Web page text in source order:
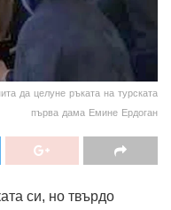
да целуне ръката на турската
първа дама Емине Ердоган
си, но твърдо